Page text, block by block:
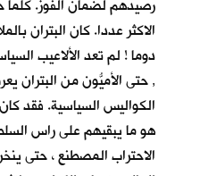
رصيدهم لضمان الفوز. كلما
الاكثر عددا. كان البتران
دوما ! لم تعد الألاعيب
, حتى الأميُّون من البتران
الكواليس السياسية. فقد
هو ما يبقيهم على راس
الاحتراب المصطنع ، حتى